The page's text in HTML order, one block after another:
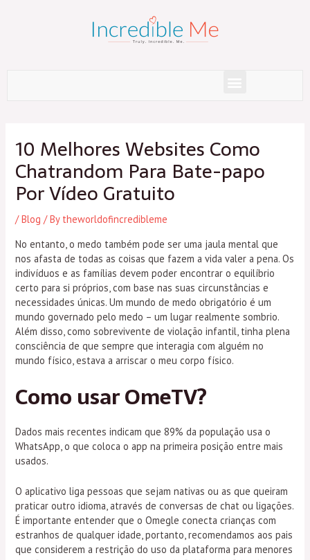
Menu
10 Melhores Websites Como
Chatrandom Para Bate-papo
Por Vídeo Gratuito
/Blog / By theworldofincredibleme
No entanto, o medo também pode ser uma jaula mental que
nos afasta de todas as coisas que fazem a vida valer a pena. Os
indivíduos e as famílias devem poder encontrar o equilíbrio
certo para si próprios, com base nas suas circunstâncias e
necessidades únicas. Um mundo de medo obrigatório é um
mundo governado pelo medo – um lugar realmente sombrio.
Além disso, como sobrevivente de violação infantil, tinha plena
consciência de que sempre que interagia com alguém no
mundo físico, estava a arriscar o meu corpo físico.
Como usar OmeTV?
Dados mais recentes indicam que 89% da população usa o
WhatsApp, o que coloca o app na primeira posição entre mais
usados.
O aplicativo liga pessoas que sejam nativas ou as que queiram
praticar outro idioma, através de conversas de chat ou ligações.
É importante entender que o Omegle conecta crianças com
estranhos de qualquer idade, portanto, recomendamos aos pais
que considerem a restrição do uso da plataforma para menores